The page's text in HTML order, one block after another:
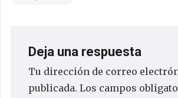
Deja una respuesta
Tu dirección de correo
publicada. Los campos